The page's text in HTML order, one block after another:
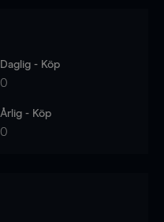
Daglig - Köp
0
Årlig - Köp
0